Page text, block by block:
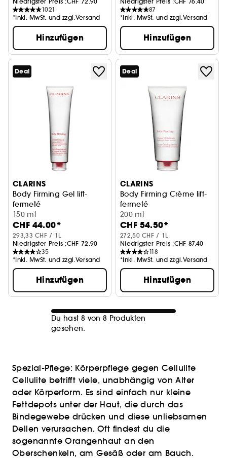
1021
*Inkl. MwSt. und zzgl.Versand
Hinzufügen
87
*Inkl. MwSt. und zzgl.Versand
Hinzufügen
Deal
CLARINS
Body Firming Gel lift-
fermeté
Gel Creme
150 ml
CHF 44.00*
293,33 CHF / 1L
Niedrigster Preis :CHF 72.90
35
*Inkl. MwSt. und zzgl.Versand
Hinzufügen
Deal
CLARINS
Body Firming Crème lift-
fermeté
Body Cream
200 ml
CHF 54.50*
272,50 CHF / 1L
Niedrigster Preis :CHF 87.40
118
*Inkl. MwSt. und zzgl.Versand
Hinzufügen
Du hast 8 von 8 Produkten
gesehen.
Spezial-Pflege: Körperpflege gegen Cellulite
Cellulite betrifft viele, unabhängig von Alter
oder Körperform. Es sind einfach nur kleine
Fettdepots unter der Haut, die durch das
Bindegewebe drücken und diese unliebsamen
Dellen verursachen. Oft findest du die
sogenannte Orangenhaut an den
Oberschenkeln, am Gesäß oder am Bauch.